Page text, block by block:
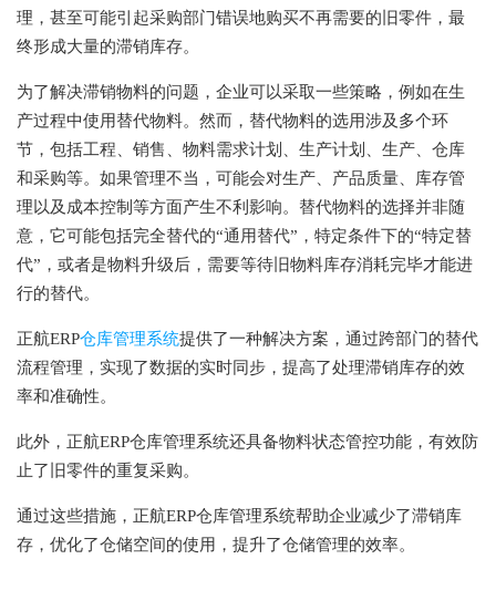
理，甚至可能引起采购部门错误地购买不再需要的旧零件，最
终形成大量的滞销库存。
为了解决滞销物料的问题，企业可以采取一些策略，例如在生
产过程中使用替代物料。然而，替代物料的选用涉及多个环
节，包括工程、销售、物料需求计划、生产计划、生产、仓库
和采购等。如果管理不当，可能会对生产、产品质量、库存管
理以及成本控制等方面产生不利影响。替代物料的选择并非随
意，它可能包括完全替代的“通用替代”，特定条件下的“特定替
代”，或者是物料升级后，需要等待旧物料库存消耗完毕才能进
行的替代。
正航ERP仓库管理系统提供了一种解决方案，通过跨部门的替代
流程管理，实现了数据的实时同步，提高了处理滞销库存的效
率和准确性。
此外，正航ERP仓库管理系统还具备物料状态管控功能，有效防
止了旧零件的重复采购。
通过这些措施，正航ERP仓库管理系统帮助企业减少了滞销库
存，优化了仓储空间的使用，提升了仓储管理的效率。